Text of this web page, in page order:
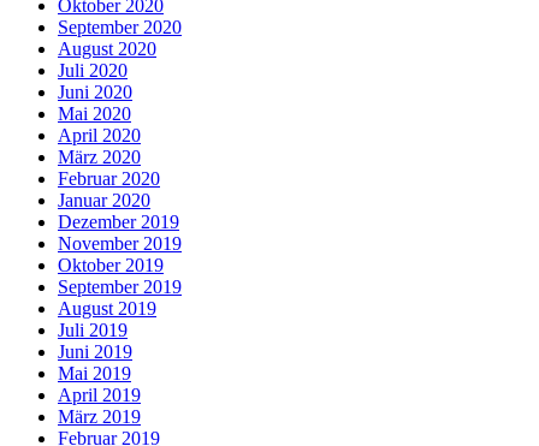
Oktober 2020
September 2020
August 2020
Juli 2020
Juni 2020
Mai 2020
April 2020
März 2020
Februar 2020
Januar 2020
Dezember 2019
November 2019
Oktober 2019
September 2019
August 2019
Juli 2019
Juni 2019
Mai 2019
April 2019
März 2019
Februar 2019